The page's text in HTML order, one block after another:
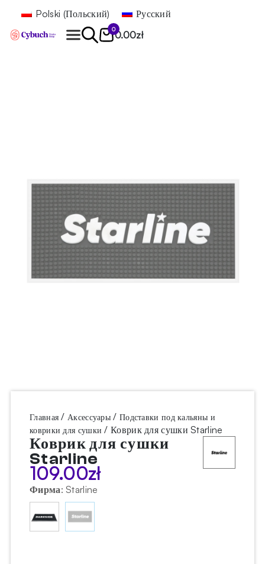
Polski (Польский) Русский
0
0.00zł
Главная /Аксессуары / Подставки под кальяны и
коврики для сушки / Коврик для сушки Starline
Коврик для сушки
Starline
109.00zł
Фирма: Starline